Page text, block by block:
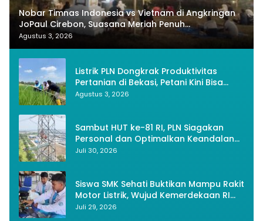
Nobar Timnas Indonesia vs Vietnam di Angkringan
JoPaul Cirebon, Suasana Meriah Penuh
Nasionalisme
Agustus 3, 2026
Listrik PLN Dongkrak Produktivitas
Pertanian di Bekasi, Petani Kini Bisa
Panen Tiga Kali Setahun
Agustus 3, 2026
Sambut HUT ke-81 RI, PLN Siagakan
Personal dan Optimalkan Keandalan
Instalasi Transmisi
Juli 30, 2026
Siswa SMK Sehati Buktikan Mampu Rakit
Motor Listrik, Wujud Kemerdekaan RI
Melalui Inovasi dan Kemandirian
Juli 29, 2026